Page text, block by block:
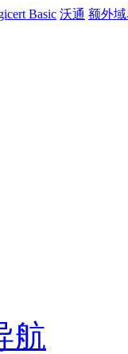
Basic 沃通 额外
航